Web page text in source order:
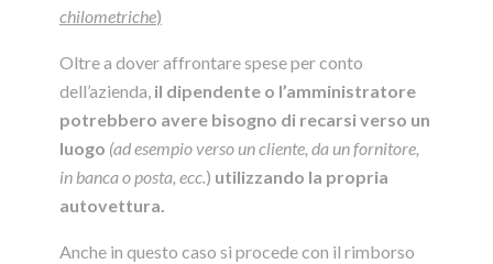
chilometriche)
Oltre a dover affrontare spese per conto
dell’azienda, il dipendente o l’amministratore
potrebbero avere bisogno di recarsi verso un
luogo (ad esempio verso un cliente, da un fornitore,
in banca o posta, ecc.) utilizzando la propria
autovettura.
Anche in questo caso si procede con il rimborso